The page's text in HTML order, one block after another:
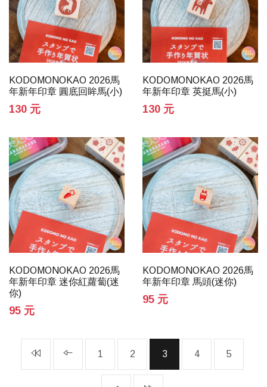
KODOMONOKAO 2026馬
年新年印章 圓底回眸馬(小)
130 元
KODOMONOKAO 2026馬
年新年印章 英挺馬(小)
130 元
KODOMONOKAO 2026馬
年新年印章 迷你紅蘿蔔(迷
你)
95 元
KODOMONOKAO 2026馬
年新年印章 馬頭(迷你)
95 元
1 2 3 4 5